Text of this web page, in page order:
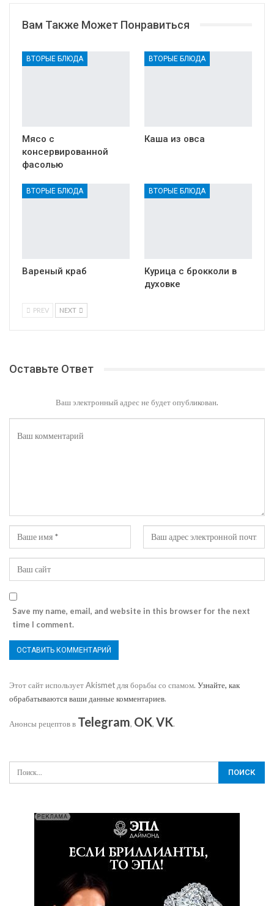
Вам Также Может Понравиться
ВТОРЫЕ БЛЮДА
Мясо с
консервированной
фасолью
ВТОРЫЕ БЛЮДА
Каша из овса
ВТОРЫЕ БЛЮДА
Вареный краб
ВТОРЫЕ БЛЮДА
Курица с брокколи в
духовке
PREV NEXT
Оставьте Ответ
Ваш электронный адрес не будет опубликован.
Save my name, email, and website in this browser for the next
time I comment.
Этот сайт использует Akismet для борьбы со спамом. Узнайте, как
обрабатываются ваши данные комментариев.
Анонсы рецептов в Telegram, OK, VK.